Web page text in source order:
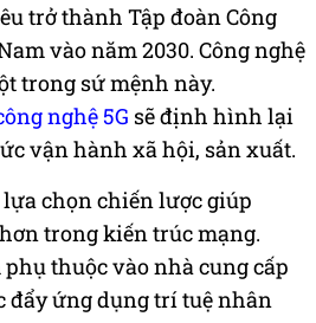
trở thành Tập đoàn Công
vào năm 2030. Công nghệ
trong sứ mệnh này.
nghệ 5G sẽ định hình lại
vận hành xã hội, sản xuất.
chọn chiến lược giúp
trong kiến trúc mạng.
thuộc vào nhà cung cấp
đẩy ứng dụng trí tuệ nhân